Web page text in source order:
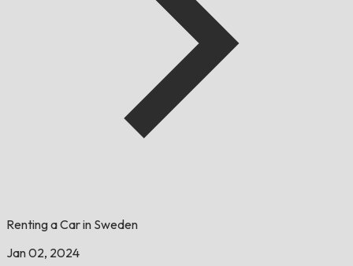
Renting a Car in Sweden
Jan 02, 2024